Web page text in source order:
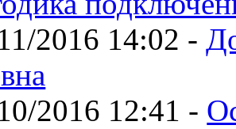
2016 14:02 -
2016 12:41 -